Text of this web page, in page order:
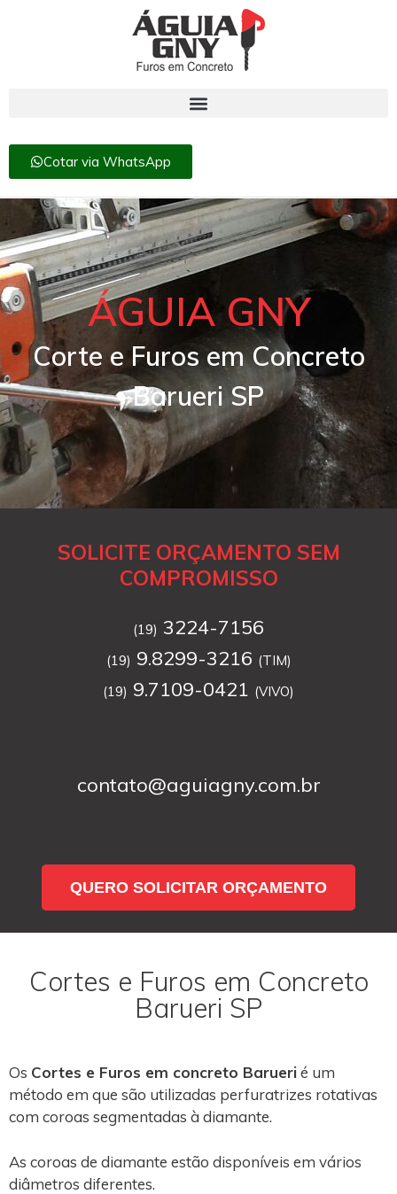
Cotar via WhatsApp
ÁGUIA GNY
Corte e Furos em Concreto
Barueri SP
SOLICITE ORÇAMENTO SEM
COMPROMISSO
(19) 3224-7156
(19) 9.8299-3216 (TIM)
(19) 9.7109-0421 (VIVO)
contato@aguiagny.com.br
QUERO SOLICITAR ORÇAMENTO
Cortes e Furos em Concreto
Barueri SP
Os Cortes e Furos em concreto Baruerié um
método em que são utilizadas perfuratrizes rotativas
com coroas segmentadas à diamante.
As coroas de diamante estão disponíveis em vários
diâmetros diferentes.